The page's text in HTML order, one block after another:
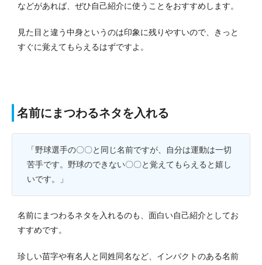
などがあれば、ぜひ自己紹介に使うことをおすすめします。
見た目と違う中身というのは印象に残りやすいので、きっと
すぐに覚えてもらえるはずですよ。
名前にまつわるネタを入れる
「野球選手の〇〇と同じ名前ですが、自分は運動は一切
苦手です。野球のできない〇〇と覚えてもらえると嬉し
いです。」
名前にまつわるネタを入れるのも、面白い自己紹介としてお
すすめです。
珍しい苗字や有名人と同姓同名など、インパクトのある名前